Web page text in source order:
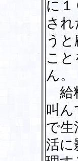
に
さ
う
こ
ん。
給
叫
で生
活に